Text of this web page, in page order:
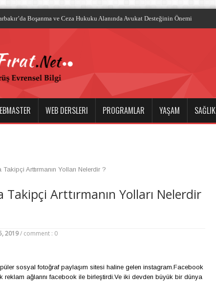
ile Dalış T
WEB DERSLERI PROGRAMLAR YAŞAM SAĞLIK
Arttırmanın Yolları Nelerdir ?
Arttırmanın Yolları Nelerdir
2019 / comment : 0
üler sosyal fotoğraf paylaşım sitesi haline gelen instagram.Facebook
reklam ağlarını facebook ile birleştirdi.Ve iki devden büyük bir dünya